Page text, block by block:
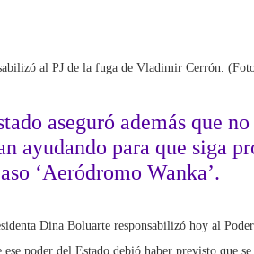
al PJ de la fuga de Vladimir Cerrón.
aseguró además que
ayudando para que siga
‘Aeródromo Wanka’.
Dina Boluarte responsabilizó hoy al
poder del Estado debió haber previsto que